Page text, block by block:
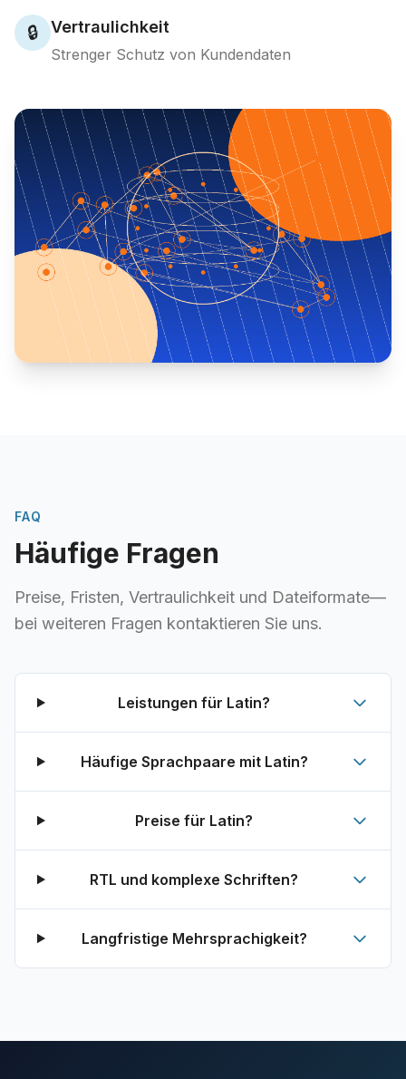
🔒 Vertraulichkeit
Strenger Schutz von Kundendaten
FAQ
Häufige Fragen
Preise, Fristen, Vertraulichkeit und Dateiformate—
bei weiteren Fragen kontaktieren Sie uns.
Leistungen für Latin?
Häufige Sprachpaare mit Latin?
Preise für Latin?
RTL und komplexe Schriften?
Langfristige Mehrsprachigkeit?